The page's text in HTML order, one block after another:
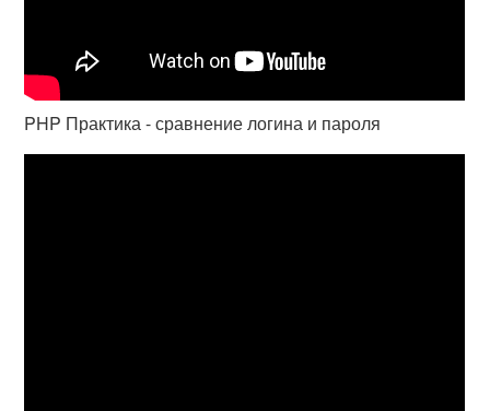
PHP Практика - сравнение логина и пароля